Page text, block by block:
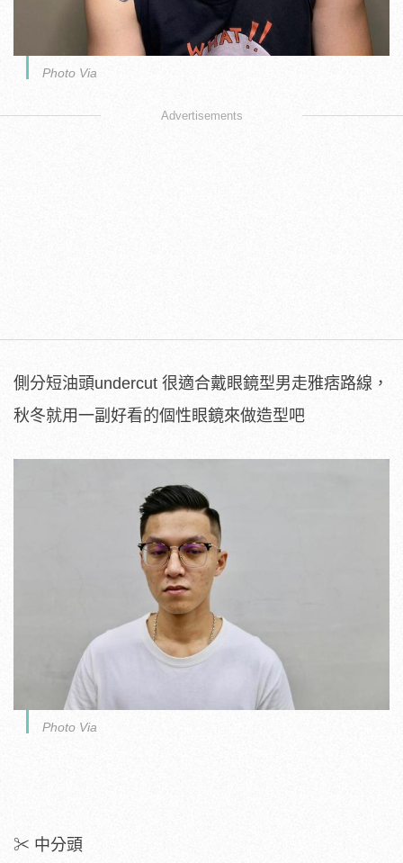
Photo Via
Advertisements
側分短油頭undercut 很適合戴眼鏡型男走雅痞路線，
秋冬就用一副好看的個性眼鏡來做造型吧
Photo Via
✂ 中分頭